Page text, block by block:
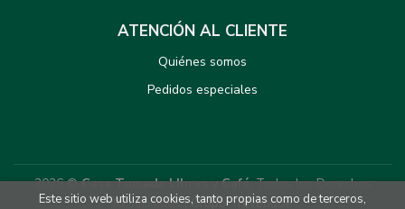
ATENCIÓN AL CLIENTE
Quiénes somos
Pedidos especiales
2026 ©Casa Tomada LIbros y Café. Todos los Derechos
Reservados |Grupo Trevenque
Este sitio web utiliza cookies, tanto propias como de terceros,